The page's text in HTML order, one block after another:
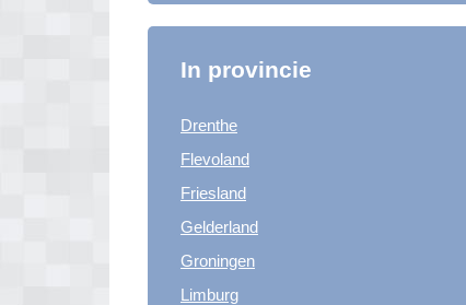
In provincie
Drenthe
Flevoland
Friesland
Gelderland
Groningen
Limburg